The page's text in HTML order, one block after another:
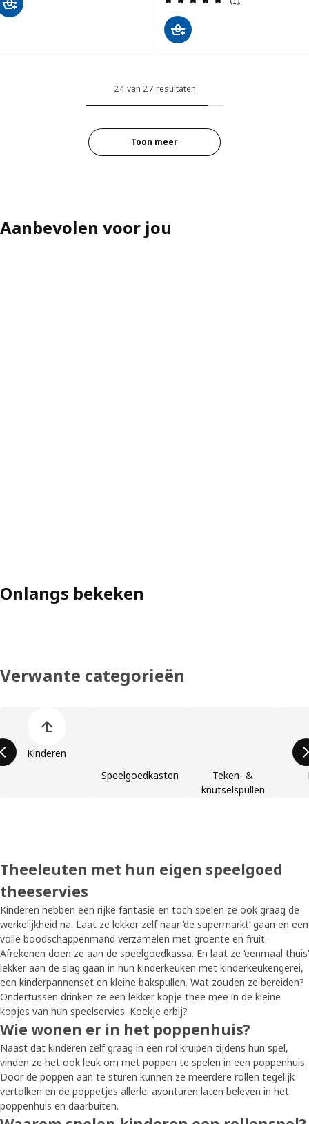
24 van 27 resultaten
Toon meer
Aanbevolen voor jou
Onlangs bekeken
Verwante categorieën
Kinderen
Speelgoedkasten
Teken- &
knutselspullen
Theeleuten met hun eigen speelgoed
theeservies
Kinderen hebben een rijke fantasie en toch spelen ze ook graag de
werkelijkheid na. Laat ze lekker zelf naar ‘de supermarkt’ gaan en een
volle boodschappenmand verzamelen met groente en fruit.
Afrekenen doen ze aan de speelgoedkassa. En laat ze ‘eenmaal thuis’
lekker aan de slag gaan in hun kinderkeuken met kinderkeukengerei,
een kinderpannenset en kleine bakspullen. Wat zouden ze bereiden?
Ondertussen drinken ze een lekker kopje thee mee in de kleine
kopjes van hun speelservies. Koekje erbij?
Wie wonen er in het poppenhuis?
Naast dat kinderen zelf graag in een rol kruipen tijdens hun spel,
vinden ze het ook leuk om met poppen te spelen in een poppenhuis.
Door de poppen aan te sturen kunnen ze meerdere rollen tegelijk
vertolken en de poppetjes allerlei avonturen laten beleven in het
poppenhuis en daarbuiten.